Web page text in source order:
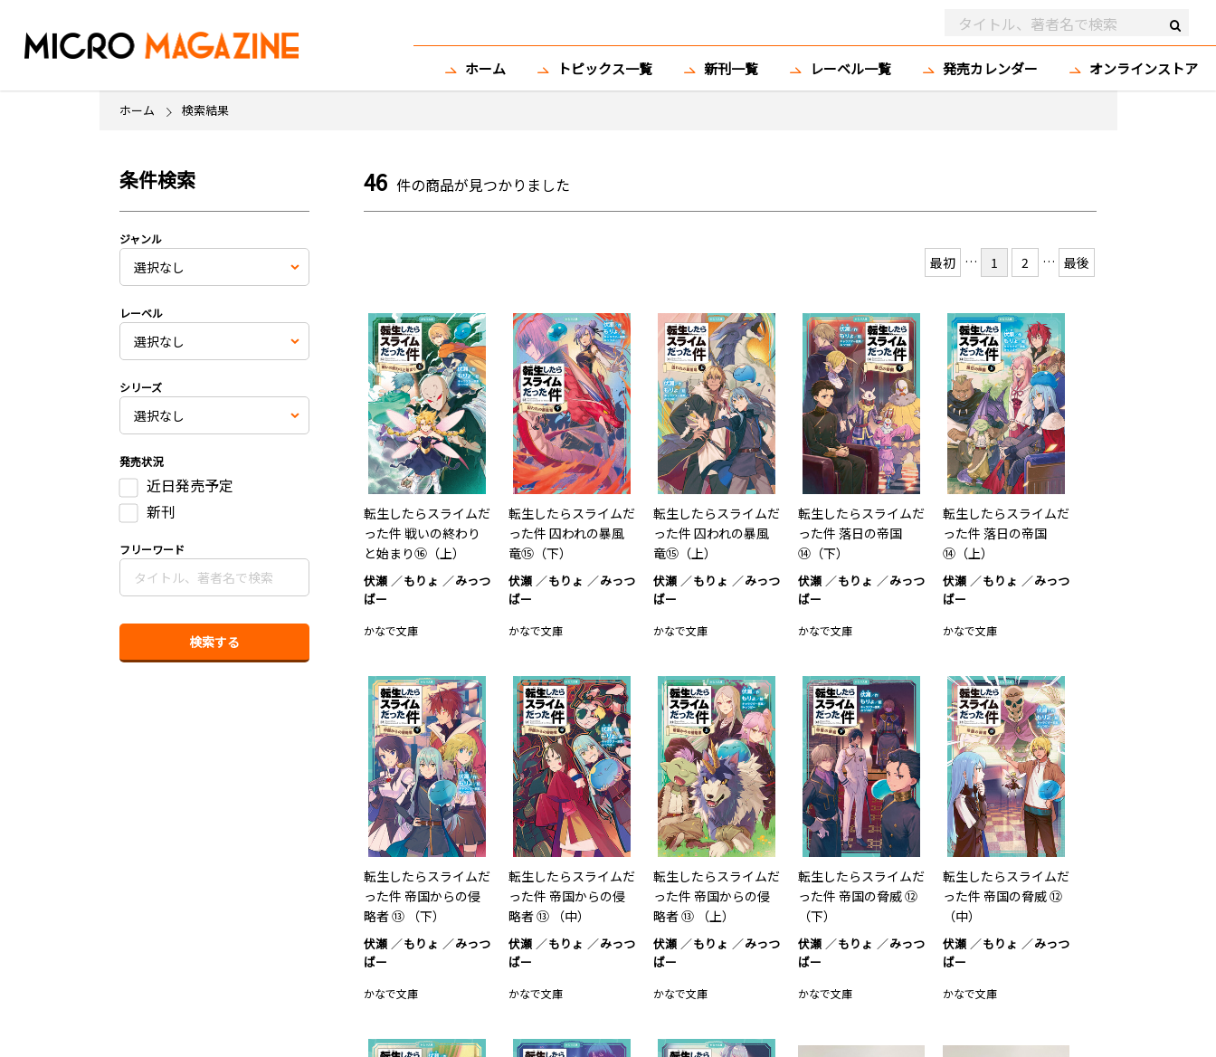
ホーム トピックス一覧 新刊一覧 レーベル一覧 発売カレンダー オンラインストア
ホーム 検索結果
条件検索
ジャンル
レーベル
シリーズ
発売状況
近日発売予定
新刊
フリーワード
46 件の商品が見つかりました
最初 … 1 2 … 最後
転生したらスライムだ
った件 戦いの終わり
と始まり⑯（上）
伏瀬 もりょ
みっつ
ばー
かなで文庫
転生したらスライムだ
った件 囚われの暴風
竜⑮（下）
伏瀬 もりょ
みっつ
ばー
かなで文庫
転生したらスライムだ
った件 囚われの暴風
竜⑮（上）
伏瀬 もりょ
みっつ
ばー
かなで文庫
転生したらスライムだ
った件 落日の帝国
⑭（下）
伏瀬 もりょ
みっつ
ばー
かなで文庫
転生したらスライムだ
った件 落日の帝国
⑭（上）
伏瀬 もりょ
みっつ
ばー
かなで文庫
転生したらスライムだ
った件 帝国からの侵
略者 ⑬ （下）
伏瀬 もりょ
みっつ
ばー
かなで文庫
転生したらスライムだ
った件 帝国からの侵
略者 ⑬ （中）
伏瀬 もりょ
みっつ
ばー
かなで文庫
転生したらスライムだ
った件 帝国からの侵
略者 ⑬ （上）
伏瀬 もりょ
みっつ
ばー
かなで文庫
転生したらスライムだ
った件 帝国の脅威 ⑫
（下）
伏瀬 もりょ
みっつ
ばー
かなで文庫
転生したらスライムだ
った件 帝国の脅威 ⑫
（中）
伏瀬 もりょ
みっつ
ばー
かなで文庫